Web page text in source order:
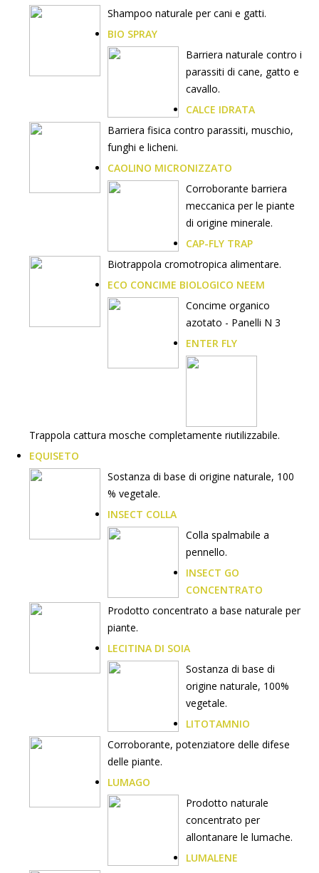
Shampoo naturale per cani e gatti.
BIO SPRAY
Barriera naturale contro i
parassiti di cane, gatto e
cavallo.
CALCE IDRATA
Barriera fisica contro parassiti, muschio,
funghi e licheni.
CAOLINO MICRONIZZATO
Corroborante barriera
meccanica per le piante
di origine minerale.
CAP-FLY TRAP
Biotrappola cromotropica alimentare.
ECO CONCIME BIOLOGICO NEEM
Concime organico
azotato - Panelli N 3
ENTER FLY
Trappola cattura mosche completamente riutilizzabile.
EQUISETO
Sostanza di base di origine naturale, 100
% vegetale.
INSECT COLLA
Colla spalmabile a
pennello.
INSECT GO
CONCENTRATO
Prodotto concentrato a base naturale per
piante.
LECITINA DI SOIA
Sostanza di base di
origine naturale, 100%
vegetale.
LITOTAMNIO
Corroborante, potenziatore delle difese
delle piante.
LUMAGO
Prodotto naturale
concentrato per
allontanare le lumache.
LUMALENE